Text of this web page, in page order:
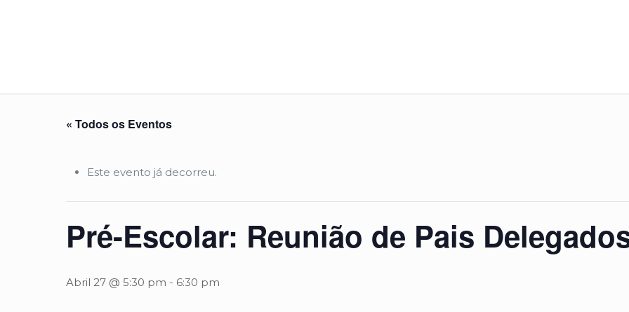
« Todos os Eventos
Este evento já decorreu.
Pré-Escolar: Reunião de Pais
Abril 27 @ 5:30 pm - 6:30 pm